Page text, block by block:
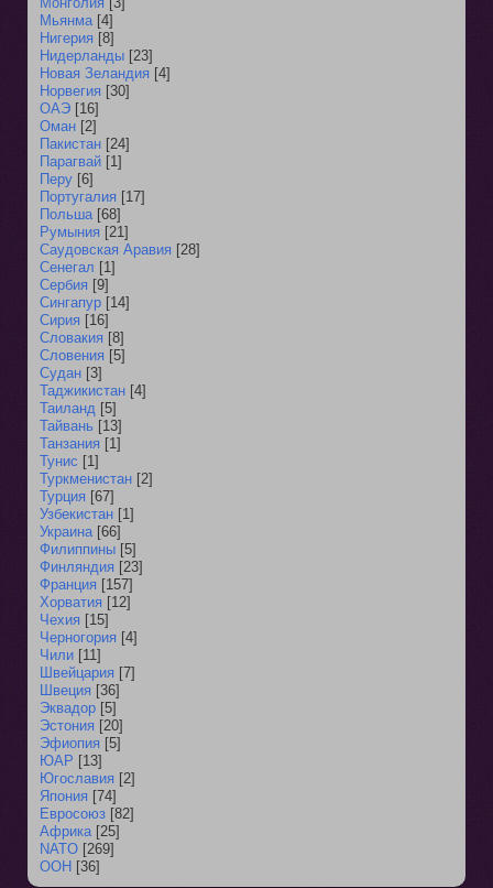
Мьянма [4]
Нигерия [8]
Нидерланды [23]
Новая Зеландия [4]
Норвегия [30]
ОАЭ [16]
Оман [2]
Пакистан [24]
Парагвай [1]
Перу [6]
Португалия [17]
Польша [68]
Румыния [21]
Саудовская Аравия [28]
Сенегал [1]
Сербия [9]
Сингапур [14]
Сирия [16]
Словакия [8]
Словения [5]
Судан [3]
Таджикистан [4]
Таиланд [5]
Тайвань [13]
Танзания [1]
Тунис [1]
Туркменистан [2]
Турция [67]
Узбекистан [1]
Украина [66]
Филиппины [5]
Финляндия [23]
Франция [157]
Хорватия [12]
Чехия [15]
Черногория [4]
Чили [11]
Швейцария [7]
Швеция [36]
Эквадор [5]
Эстония [20]
Эфиопия [5]
ЮАР [13]
Югославия [2]
Япония [74]
Евросоюз [82]
Африка [25]
NATO [269]
ООН [36]